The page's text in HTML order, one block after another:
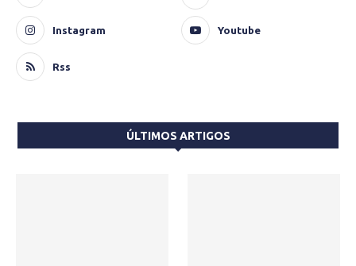
Instagram Youtube
Rss
ÚLTIMOS ARTIGOS